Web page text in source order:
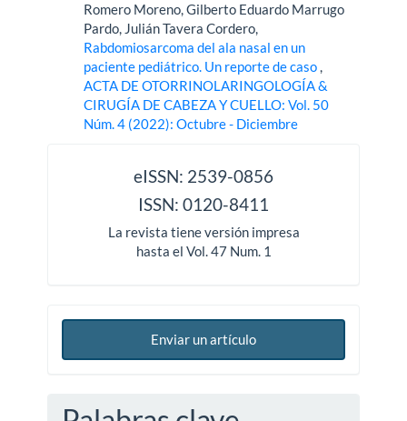
Romero Moreno, Gilberto Eduardo Marrugo
Pardo, Julián Tavera Cordero,
Rabdomiosarcoma del ala nasal en un
paciente pediátrico. Un reporte de caso,
ACTA DE OTORRINOLARINGOLOGÍA &
CIRUGÍA DE CABEZA Y CUELLO: Vol. 50
Núm. 4 (2022): Octubre - Diciembre
eISSN: 2539-0856
ISSN: 0120-8411
La revista tiene versión impresa
hasta el Vol. 47 Num. 1
Enviar un artículo